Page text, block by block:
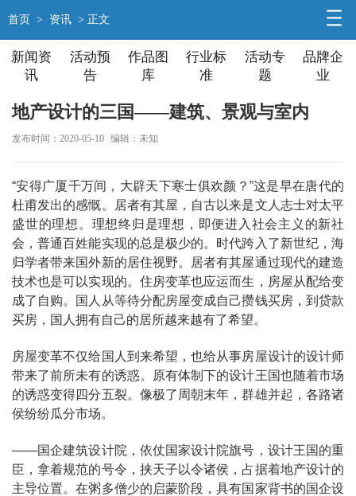
首页 > 资讯 > 正文
新闻资
讯
活动预
告
作品图
库
行业标
准
活动专
题
品牌企
业
地产设计的三国——建筑、景观与室内
发布时间：2020-05-10 编辑：未知
“安得广厦千万间，大辟天下寒士俱欢颜？”这是早在唐代的
杜甫发出的感慨。居者有其屋，自古以来是文人志士对太平
盛世的理想。理想终归是理想，即便进入社会主义的新社
会，普通百姓能实现的总是极少的。时代跨入了新世纪，海
归学者带来国外新的居住视野。居者有其屋通过现代的建造
技术也是可以实现的。住房变革也应运而生，房屋从配给变
成了自购。国人从等待分配房屋变成自己攒钱买房，到贷款
买房，国人拥有自己的居所越来越有了希望。
房屋变革不仅给国人到来希望，也给从事房屋设计的设计师
带来了前所未有的诱惑。原有体制下的设计王国也随着市场
的诱惑变得四分五裂。像极了周朝末年，群雄并起，各路诸
侯纷纷瓜分市场。
——国企建筑设计院，依仗国家设计院旗号，设计王国的重
臣，拿着规范的号令，挟天子以令诸侯，占据着地产设计的
主导位置。在粥多僧少的启蒙阶段，具有国家背书的国企设